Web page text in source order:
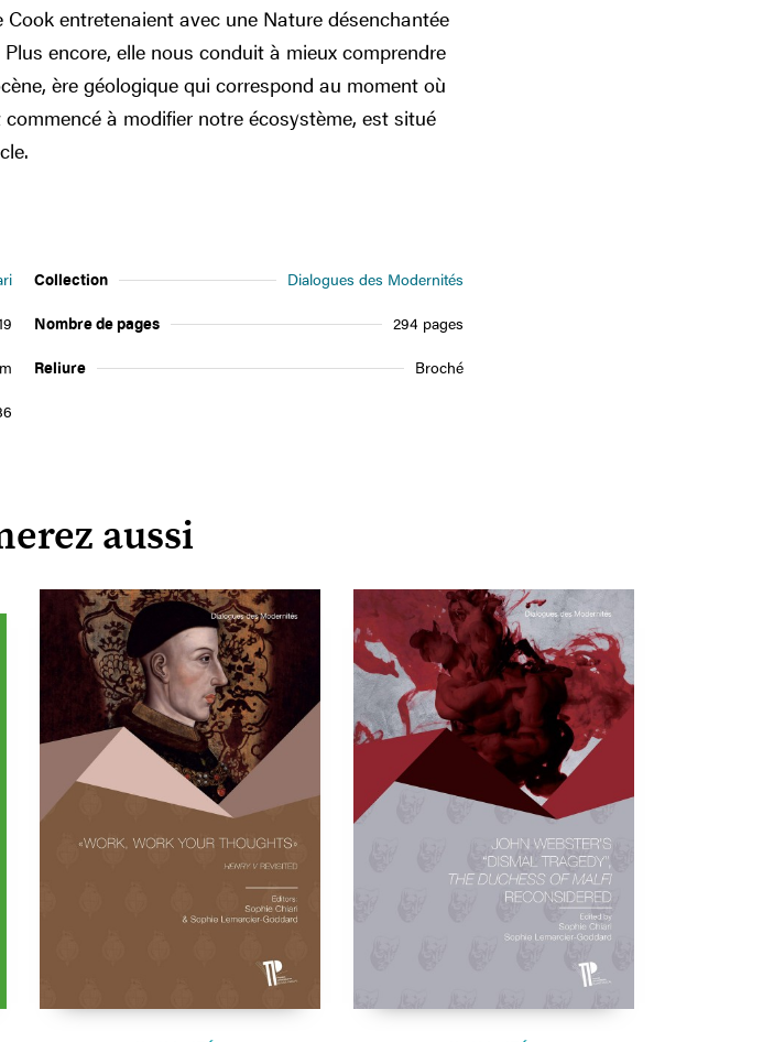
entretenaient avec une Nature désenchantée
encore, elle nous conduit à mieux comprendre
ère géologique qui correspond au moment où
à modifier notre écosystème, est situé
Collection Dialogues des Modernités
Nombre de pages 294 pages
Reliure Broché
aussi